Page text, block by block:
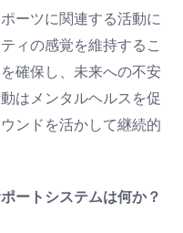
ーツに関連する活動に
ィの感覚を維持するこ
確保し、未来への不安
はメンタルヘルスを促
ンドを活かして継続的
ートシステムは何か？